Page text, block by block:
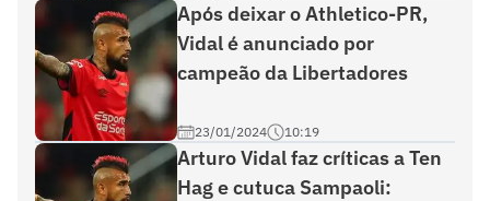
Após deixar o Athletico-PR,
Vidal é anunciado por
campeão da Libertadores
23/01/2024 10:19
Arturo Vidal faz críticas a Ten
Hag e cutuca Sampaoli: